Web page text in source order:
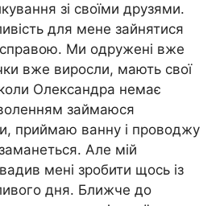
зі своїми друзями.
для мене зайнятися
Ми одружені вже
вже виросли, мають свої
Олександра немає
займаюся
приймаю ванну і проводжу
Але мій
мені зробити щось із
дня. Ближче до